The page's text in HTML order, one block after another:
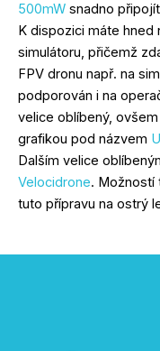
500mW snadno
K dispozici máte
simulátoru, přičemž
FPV dronu např. na
podporován i na
velice oblíbený,
grafikou pod názvem
Dalším velice
Velocidrone. Možností
tuto přípravu na ostrý